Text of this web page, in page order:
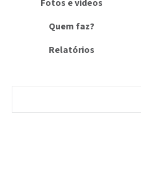
Fotos e vídeos
Quem faz?
Relatórios